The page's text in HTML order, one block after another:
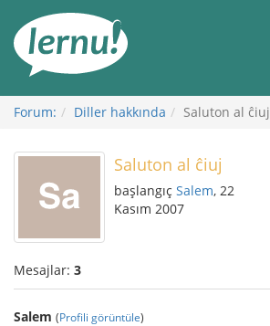
Görüntüleme
Forum: Diller hakkında Saluton al ĉiuj
Saluton al ĉiuj
başlangıç Salem, 22
Kasım 2007
Mesajlar: 3
Salem (Profili görüntüle)